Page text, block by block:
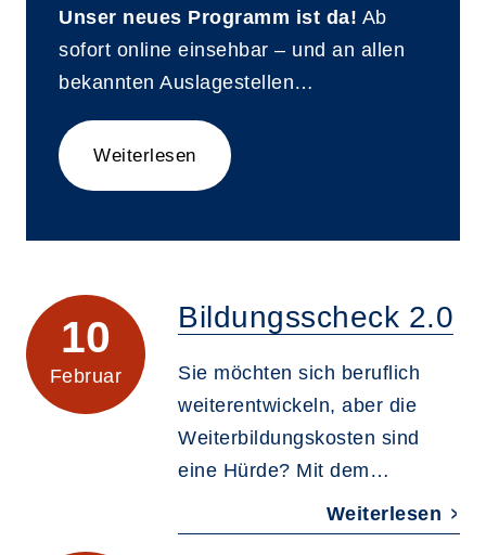
Unser neues Programm ist da! Ab
sofort online einsehbar – und an allen
bekannten Auslagestellen…
Weiterlesen
10
Februar
Bildungsscheck 2.0
Sie möchten sich beruflich
weiterentwickeln, aber die
Weiterbildungskosten sind
eine Hürde? Mit dem…
Weiterlesen